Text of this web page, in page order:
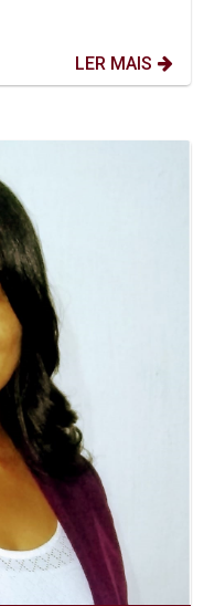
LER MAIS